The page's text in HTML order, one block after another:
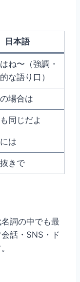
日本語
ね〜（強調・
な語り口）
場合は
同じだよ
は
きで
詞の中でも最
話・SNS・ド